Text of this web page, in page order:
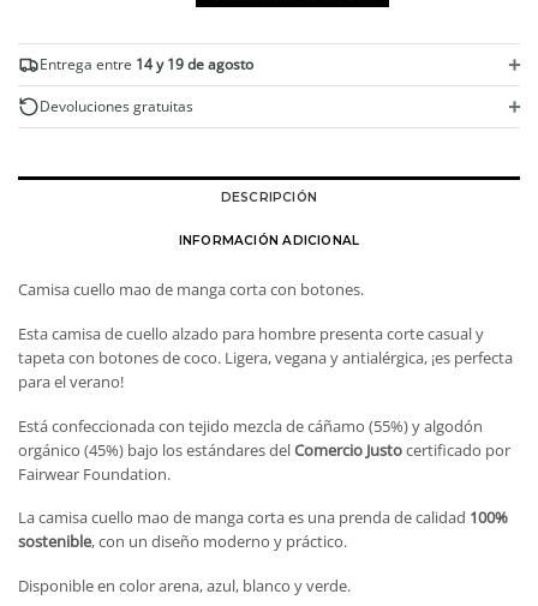
manga
ecológica
cantidad
Entrega entre 14 y 19 de agosto +
Devoluciones gratuitas +
DESCRIPCIÓN
INFORMACIÓN ADICIONAL
Camisa cuello mao de manga corta con botones.
Esta camisa de cuello alzado para hombre presenta corte casual y
tapeta con botones de coco. Ligera, vegana y antialérgica, ¡es perfecta
para el verano!
Está confeccionada con tejido mezcla de cáñamo (55%) y algodón
orgánico (45%) bajo los estándares delComercio Justocertificado por
Fairwear Foundation.
La camisa cuello mao de manga corta es una prenda de calidad 100%
sostenible, con un diseño moderno y práctico.
Disponible en color arena, azul, blanco y verde.